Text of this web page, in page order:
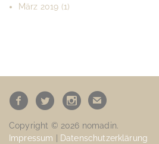
März 2019 (1)
Copyright © 2026 nomadin.
Impressum
Datenschutzerklärung